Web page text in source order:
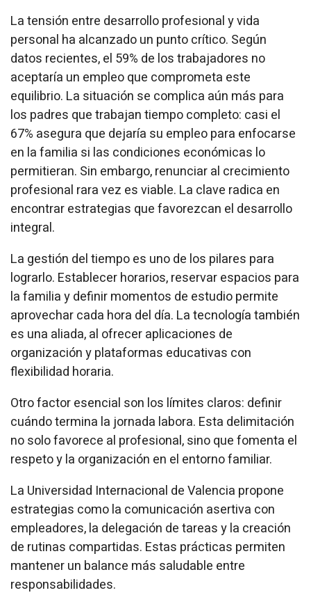
La tensión entre desarrollo profesional y vida
personal ha alcanzado un punto crítico. Según
datos recientes, el 59% de los trabajadores no
aceptaría un empleo que comprometa este
equilibrio. La situación se complica aún más para
los padres que trabajan tiempo completo: casi el
67% asegura que dejaría su empleo para enfocarse
en la familia si las condiciones económicas lo
permitieran. Sin embargo, renunciar al crecimiento
profesional rara vez es viable. La clave radica en
encontrar estrategias que favorezcan el desarrollo
integral.
La gestión del tiempo es uno de los pilares para
lograrlo. Establecer horarios, reservar espacios para
la familia y definir momentos de estudio permite
aprovechar cada hora del día. La tecnología también
es una aliada, al ofrecer aplicaciones de
organización y plataformas educativas con
flexibilidad horaria.
Otro factor esencial son los límites claros: definir
cuándo termina la jornada labora. Esta delimitación
no solo favorece al profesional, sino que fomenta el
respeto y la organización en el entorno familiar.
La Universidad Internacional de Valencia propone
estrategias como la comunicación asertiva con
empleadores, la delegación de tareas y la creación
de rutinas compartidas. Estas prácticas permiten
mantener un balance más saludable entre
responsabilidades.